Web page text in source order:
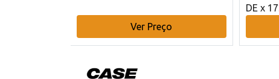
Ver Preço
DE x